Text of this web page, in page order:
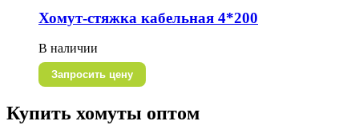
Хомут-стяжка кабельная 4*200
В наличии
Запросить цену
Купить хомуты оптом